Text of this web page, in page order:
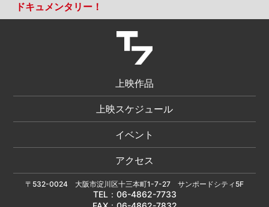
ドキュメンタリー！
上映作品
上映スケジュール
イベント
アクセス
〒532-0024 大阪市淀川区十三本町1-7-27 サンポードシティ5F
TEL： 06-4862-7733